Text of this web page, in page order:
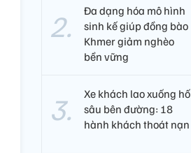
Đa dạng hóa mô hình
sinh kế giúp đồng bào
Khmer giảm nghèo
bền vững
Xe khách lao xuống hố
sâu bên đường: 18
hành khách thoát nạn